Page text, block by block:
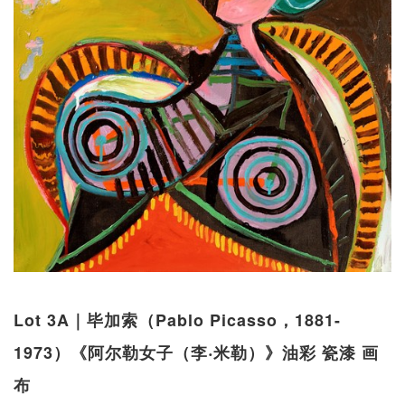
Lot 3A｜毕加索（Pablo Picasso，1881-
1973）《阿尔勒女子（李‧米勒）》油彩 瓷漆 画
布